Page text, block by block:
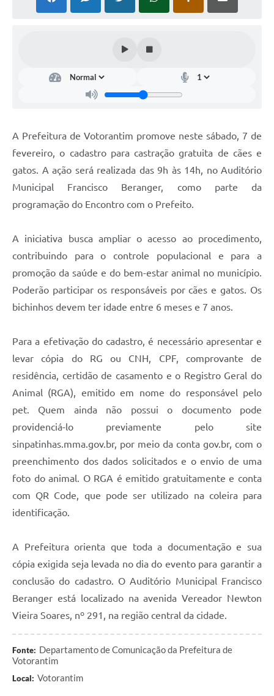
COVID - 19
Jornal (Edições anteriores)
Uso de Internet e Recursos de Informática
Guarda Civil Municipal (GCM)
Arborização urbana
Lei de Acesso à Informação
Legislação
IPTU Selo Verde
Notícias
Contato
A Prefeitura de Votorantim promove neste sábado, 7 de
fevereiro, o cadastro para castração gratuita de cães e
gatos. A ação será realizada das 9h às 14h, no Auditório
Municipal Francisco Beranger, como parte da
programação do Encontro com o Prefeito.
A iniciativa busca ampliar o acesso ao procedimento,
contribuindo para o controle populacional e para a
promoção da saúde e do bem-estar animal no município.
Poderão participar os responsáveis por cães e gatos. Os
bichinhos devem ter idade entre 6 meses e 7 anos.
Para a efetivação do cadastro, é necessário apresentar e
levar cópia do RG ou CNH, CPF, comprovante de
residência, certidão de casamento e o Registro Geral do
Animal (RGA), emitido em nome do responsável pelo
pet. Quem ainda não possui o documento pode
providenciá-lo previamente pelo site
sinpatinhas.mma.gov.br, por meio da conta gov.br, com o
preenchimento dos dados solicitados e o envio de uma
foto do animal. O RGA é emitido gratuitamente e conta
com QR Code, que pode ser utilizado na coleira para
identificação.
A Prefeitura orienta que toda a documentação e sua
cópia exigida seja levada no dia do evento para garantir a
conclusão do cadastro. O Auditório Municipal Francisco
Beranger está localizado na avenida Vereador Newton
Vieira Soares, nº 291, na região central da cidade.
Fonte: Departamento de Comunicação da Prefeitura de
Votorantim
Local: Votorantim